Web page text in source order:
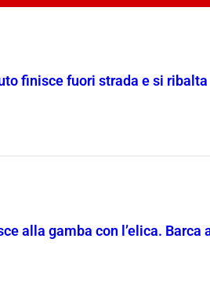
finisce fuori strada e si ribalta
alla gamba con l’elica.